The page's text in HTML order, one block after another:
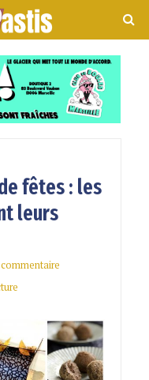
fêtes : les
leurs